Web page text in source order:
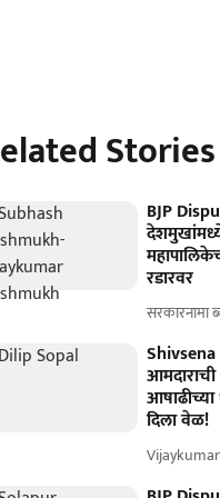
Stories
BJP
रडारवर
सरकारनामा
Shivsena
आषाढीच्या
दिला वेळ!